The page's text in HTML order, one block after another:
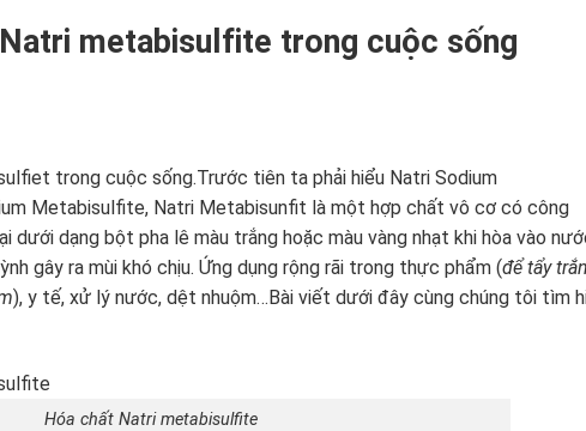
metabisulfite trong cuộc sống
trong cuộc sống.Trước tiên ta phải hiểu Natri Sodium
Metabisulfite, Natri Metabisunfit là một hợp chất vô cơ có công
dưới dạng bột pha lê màu trắng hoặc màu vàng nhạt khi hòa vào
gây ra mùi khó chịu. Ứng dụng rộng rãi trong thực phẩm (để tẩy
), y tế, xử lý nước, dệt nhuộm…Bài viết dưới đây cùng chúng tôi tìm
Hóa chất Natri metabisulfite